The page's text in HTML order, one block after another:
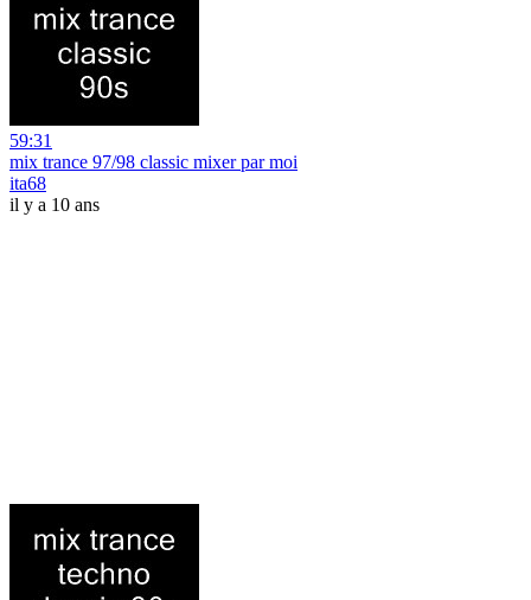
59:31
mix trance 97/98 classic mixer par moi
ita68
il y a 10 ans